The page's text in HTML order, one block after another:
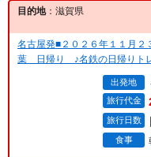
目的地：滋賀県
名古屋発■２０２６年１１月２
葉 日帰り ♪名鉄の日帰りト
出発地
旅行代金
旅行日数
食事